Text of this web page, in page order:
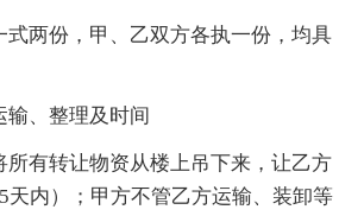
式两份，甲、乙双方各执一份，均具
输、整理及时间
所有转让物资从楼上吊下来，让乙方
天内）；甲方不管乙方运输、装卸等